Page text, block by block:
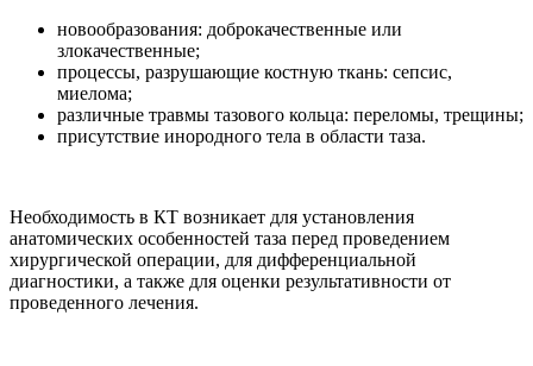
новообразования: доброкачественные или
злокачественные;
процессы, разрушающие костную ткань: сепсис,
миелома;
различные травмы тазового кольца: переломы, трещины;
присутствие инородного тела в области таза.
Необходимость в КТ возникает для установления
анатомических особенностей таза перед проведением
хирургической операции, для дифференциальной
диагностики, а также для оценки результативности от
проведенного лечения.